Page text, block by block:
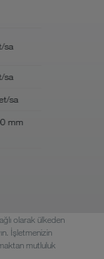
sa
sa
sa
mm
olarak ülkeden
İşletmenizin
mutluluk